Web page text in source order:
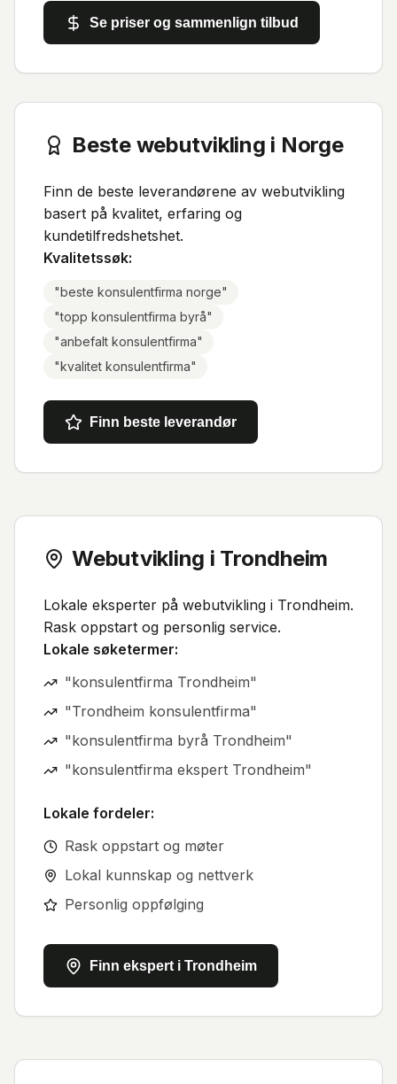
Se priser og sammenlign tilbud
Beste webutvikling i Norge
Finn de beste leverandørene av webutvikling
basert på kvalitet, erfaring og
kundetilfredshetshet.
Kvalitetssøk:
"beste konsulentfirma norge"
"topp konsulentfirma byrå"
"anbefalt konsulentfirma"
"kvalitet konsulentfirma"
Finn beste leverandør
Webutvikling i Trondheim
Lokale eksperter på webutvikling i Trondheim.
Rask oppstart og personlig service.
Lokale søketermer:
"konsulentfirma Trondheim"
"Trondheim konsulentfirma"
"konsulentfirma byrå Trondheim"
"konsulentfirma ekspert Trondheim"
Lokale fordeler:
Rask oppstart og møter
Lokal kunnskap og nettverk
Personlig oppfølging
Finn ekspert i Trondheim